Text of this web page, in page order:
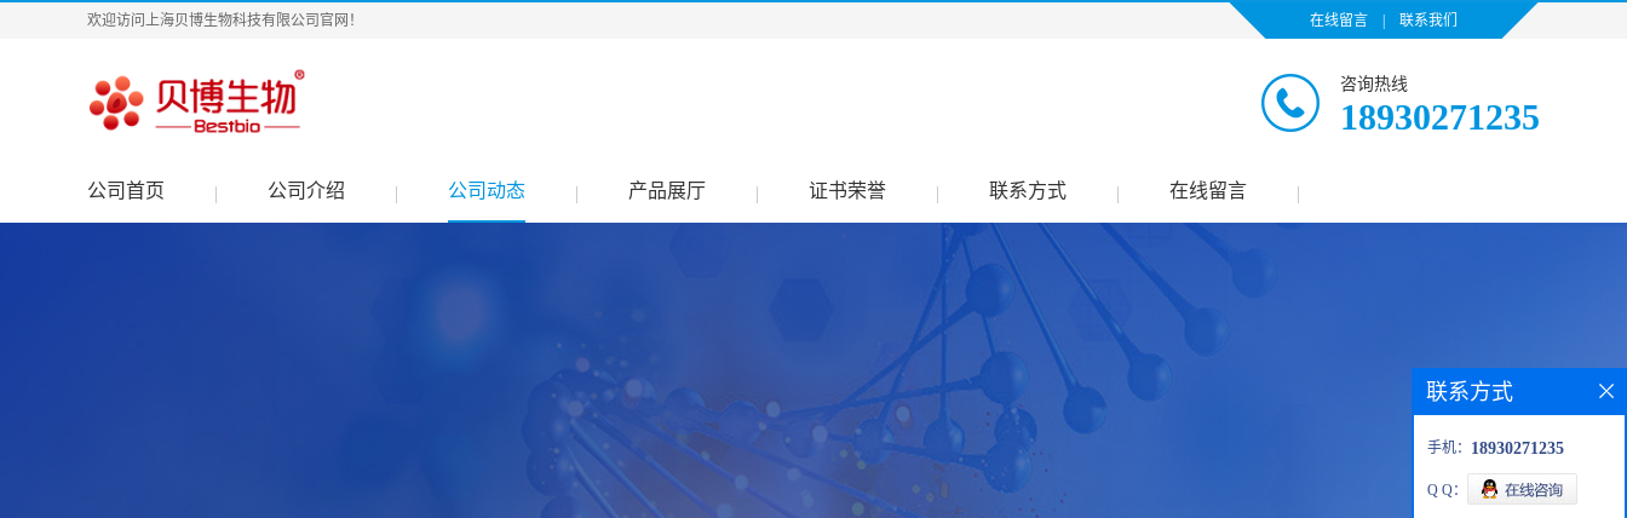
欢迎访问上海贝博生物科技有限公司官网！ 在线留言 联系我们
咨询热线
18930271235
公司首页 公司介绍 公司动态 产品展厅 证书荣誉 联系方式 在线留言
联系方式
手机： 18930271235
Q Q：